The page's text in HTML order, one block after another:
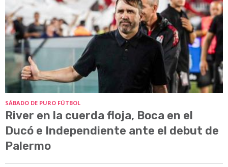
SÁBADO DE PURO FÚTBOL
River en la cuerda floja, Boca en el
Ducó e Independiente ante el debut de
Palermo